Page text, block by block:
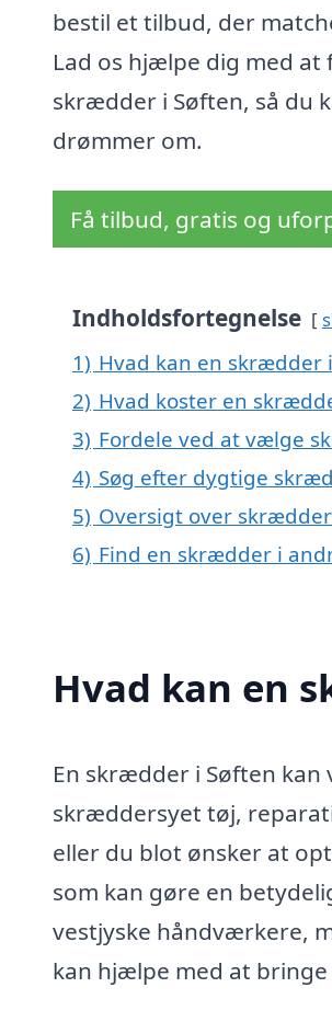
bestil et tilbud, der
Lad os hjælpe dig med
skrædder i Søften, så du
drømmer om.
Få tilbud, gratis og
Indholdsfortegnelse
1) Hvad kan en skrædder
2) Hvad koster en
3) Fordele ved at vælge
4) Søg efter dygtige
5) Oversigt over
6) Find en skrædder i
Hvad kan en
En skrædder i Søften
skræddersyet tøj,
eller du blot ønsker at
som kan gøre en
vestjyske håndværkere,
kan hjælpe med at